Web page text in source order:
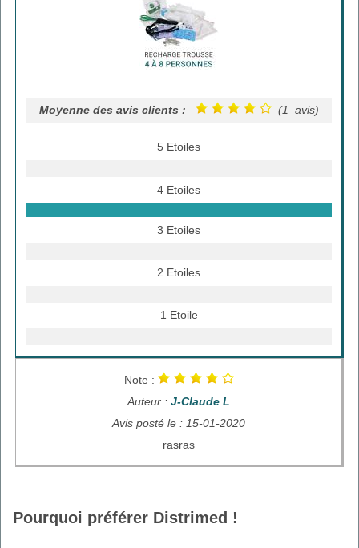
Moyenne des avis clients : (1 avis)
5 Etoiles
4 Etoiles
3 Etoiles
2 Etoiles
1 Etoile
Note :
Auteur : J-Claude L
Avis posté le : 15-01-2020
rasras
Pourquoi préférer Distrimed !